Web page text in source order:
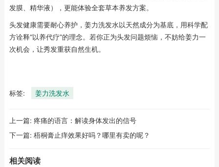
发膜、精华液），更能体验全套草本养发方案。
头发健康需要耐心养护，姜力洗发水以天然成分为基底，用科学配
方诠释“以养代疗”的理念。若你正为头发问题烦恼，不妨给姜力一
次机会，让秀发重获自然生机。
标签: 姜力洗发水
上一篇: 疼痛的语言：解读身体发出的信号
下一篇: 梧桐膏止痒效果好吗？哪里有卖的呢？
相关阅读